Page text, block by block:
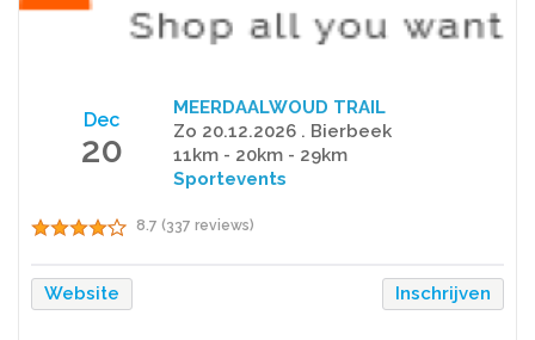
Dec
20
MEERDAALWOUD TRAIL
Zo 20.12.2026 . Bierbeek
11km - 20km - 29km
Sportevents
8.7 (337 reviews)
Website Inschrijven